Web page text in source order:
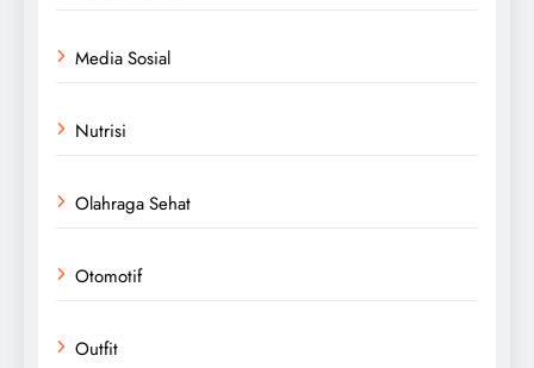
Media Sosial
Nutrisi
Olahraga Sehat
Otomotif
Outfit